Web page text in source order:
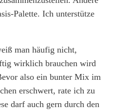
Palette. Ich unterstütze
man häufig nicht,
wirklich brauchen wird
also ein bunter Mix im
erschwert, rate ich zu
darf auch gern durch den